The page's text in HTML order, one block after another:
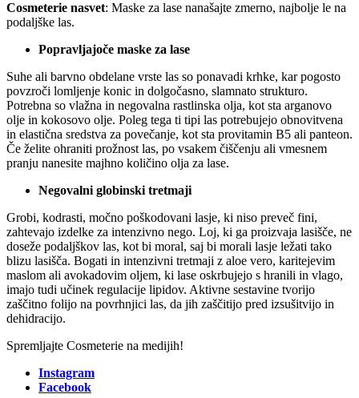
Cosmeterie nasvet: Maske za lase nanašajte zmerno, najbolje le na
podaljške las.
Popravljajoče maske za lase
Suhe ali barvno obdelane vrste las so ponavadi krhke, kar pogosto
povzroči lomljenje konic in dolgočasno, slamnato strukturo.
Potrebna so vlažna in negovalna rastlinska olja, kot sta arganovo
olje in kokosovo olje. Poleg tega ti tipi las potrebujejo obnovitvena
in elastična sredstva za povečanje, kot sta provitamin B5 ali panteon.
Če želite ohraniti prožnost las, po vsakem čiščenju ali vmesnem
pranju nanesite majhno količino olja za lase.
Negovalni globinski tretmaji
Grobi, kodrasti, močno poškodovani lasje, ki niso preveč fini,
zahtevajo izdelke za intenzivno nego. Loj, ki ga proizvaja lasišče, ne
doseže podaljškov las, kot bi moral, saj bi morali lasje ležati tako
blizu lasišča. Bogati in intenzivni tretmaji z aloe vero, karitejevim
maslom ali avokadovim oljem, ki lase oskrbujejo s hranili in vlago,
imajo tudi učinek regulacije lipidov. Aktivne sestavine tvorijo
zaščitno folijo na povrhnjici las, da jih zaščitijo pred izsušitvijo in
dehidracijo.
Spremljajte Cosmeterie na medijih!
Instagram
Facebook